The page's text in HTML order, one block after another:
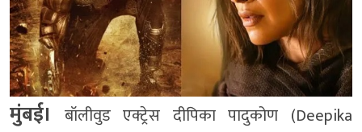
मुंबई। बॉलीवुड एक्ट्रेस दीपिका पादुकोण (Deepika